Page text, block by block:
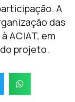
A
das
ACIAT, em
projeto.